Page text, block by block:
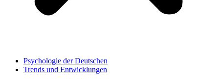
Psychologie der Deutschen
Trends und Entwicklungen